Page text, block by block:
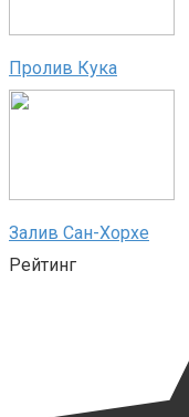
Пролив Кука
Залив Сан-Хорхе
Рейтинг